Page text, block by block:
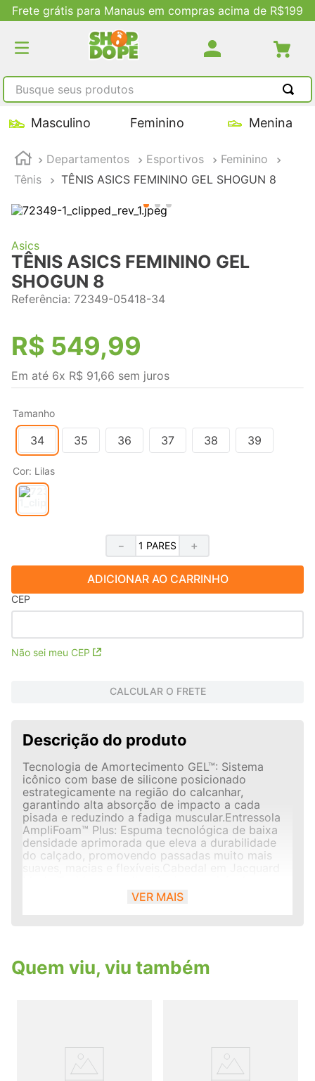
Frete grátis para Manaus em compras acima de R$199
Busque seus produtos
Masculino Feminino Menina
Departamentos Esportivos
Feminino
Tênis
TÊNIS ASICS FEMININO GEL SHOGUN 8
Asics
TÊNIS ASICS FEMININO GEL
SHOGUN 8
Referência: 72349-05418-34
R$ 549,99
Em até 6x R$ 91,66 sem juros
Tamanho
34 35 36 37 38 39
Cor: Lilas
＋
－
ADICIONAR AO CARRINHO
CEP
Não sei meu CEP
CALCULAR O FRETE
Descrição do produto
Tecnologia de Amortecimento GEL™: Sistema
icônico com base de silicone posicionado
estrategicamente na região do calcanhar,
garantindo alta absorção de impacto a cada
pisada e reduzindo a fadiga muscular.Entressola
AmpliFoam™ Plus: Espuma tecnológica de baixa
densidade aprimorada que eleva a durabilidade
do calçado, promovendo passadas muito mais
suaves, macias e flexíveis.Cabedal em Jacquard
que abraça o contorno do pé com precisão,
otimizando o fluxo de ar para manter os pés
passadas, promovendo maior consistência,
equilíbrio e estabilidade.Solado de Borracha
Resistente: Base de borracha sólida de excelente
treinos de academia, circuitos aeróbicos e uso
casual diário.Marca: Asics.
VER MAIS
Quem viu, viu também
TERMOS MAIS BUSCADOS
2
tenis feminino
4º
adidas